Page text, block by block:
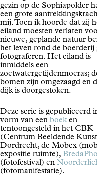
gezin op de Sophiapolder
een grote
mij. Toen ik hoorde dat zij
eiland moesten verlaten
nieuwe, geplande natuur
het leven rond de boerderij
fotograferen. Het eiland is
inmiddels een
zoetwatergetijdenmoeras;
bomen zijn omgezaagd en
dijk is doorgestoken.
Deze serie is gepubliceerd
vorm van een boek en
tentoongesteld in het CBK
(Centrum Beeldende
Dordrecht, de Mobex
expositie ruimte),
(fotofestival) en
(fotomanifestatie).